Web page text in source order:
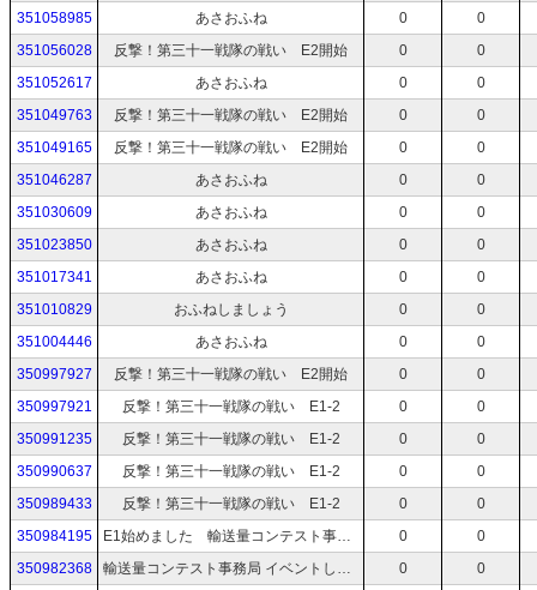
351058985
あさおふね 0
0
351056028
反撃！第三十一戦隊の戦い E2開始 0
0
351052617
あさおふね 0
0
351049763
反撃！第三十一戦隊の戦い E2開始 0
0
351049165
反撃！第三十一戦隊の戦い E2開始 0
0
351046287
あさおふね 0
0
351030609
あさおふね 0
0
351023850
あさおふね 0
0
351017341
あさおふね 0
0
351010829
おふねしましょう 0
0
351004446
あさおふね 0
0
350997927
反撃！第三十一戦隊の戦い E2開始 0
0
350997921
反撃！第三十一戦隊の戦い E1-2 0
0
350991235
反撃！第三十一戦隊の戦い E1-2 0
0
350990637
反撃！第三十一戦隊の戦い E1-2 0
0
350989433
反撃！第三十一戦隊の戦い E1-2 0
0
350984195
E1始めました 輸送量コンテスト事務局 0
0
350982368
輸送量コンテスト事務局 イベントしましょう 0
0